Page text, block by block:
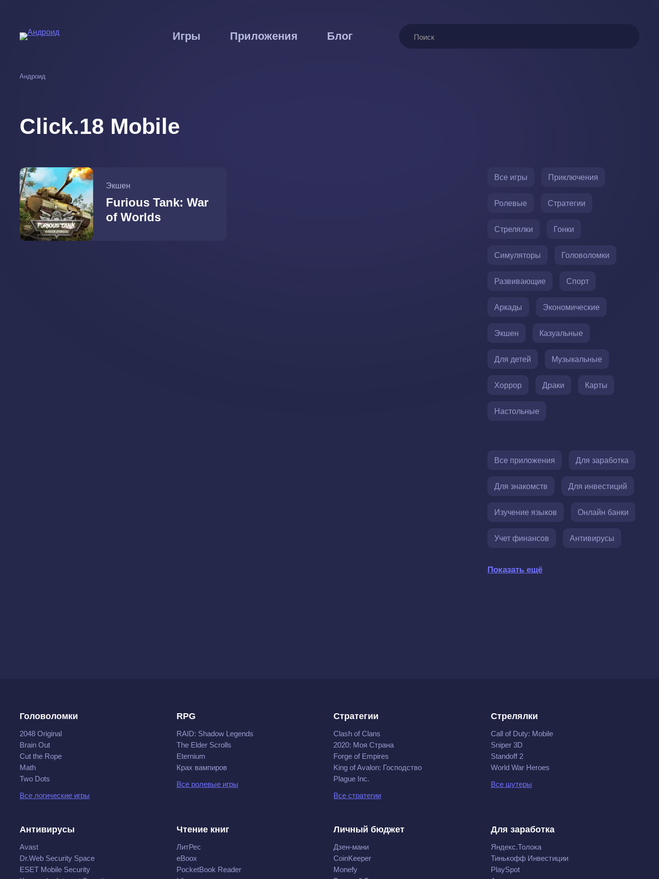
основному
Игры Приложения Блог Поиск
Андроид
Click.18 Mobile
Экшен
Furious Tank: War
of Worlds
Все игры Приключения
Ролевые Стратегии
Стрелялки Гонки
Симуляторы Головоломки
Развивающие Спорт
Аркады Экономические
Экшен Казуальные
Для детей Музыкальные
Хоррор Драки Карты
Настольные
Все приложения Для заработка
Для знакомств Для инвестиций
Изучение языков Онлайн банки
Учет финансов Антивирусы
Показать ещё
Головоломки
2048 Original
Brain Out
Cut the Rope
Math
Two Dots
Все логические игры
RPG
RAID: Shadow Legends
The Elder Scrolls
Eternium
Крах вампиров
Все ролевые игры
Стратегии
Clash of Clans
2020: Моя Cтрана
Forge of Empires
King of Avalon: Господство
Plague Inc.
Все стратегии
Стрелялки
Call of Duty: Mobile
Sniper 3D
Standoff 2
World War Heroes
Все шутеры
Антивирусы
Avast
Dr.Web Security Space
ESET Mobile Security
Чтение книг
ЛитРес
eBoox
PocketBook Reader
Личный бюджет
Дзен-мани
CoinKeeper
Monefy
Для заработка
Яндекс.Толока
Тинькофф Инвестиции
PlaySpot